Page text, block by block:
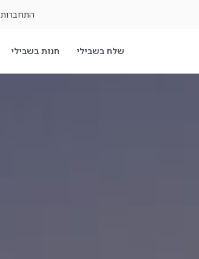
התחברות
שלח בשבילי חנות בשבילי